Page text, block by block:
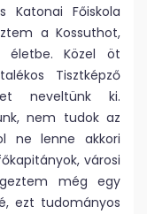
Katonai Főiskola
a Kossuthot,
életbe. Közel öt
Tisztképző
neveltünk ki.
nem tudok az
ne lenne akkori
városi
még egy
ezt tudományos